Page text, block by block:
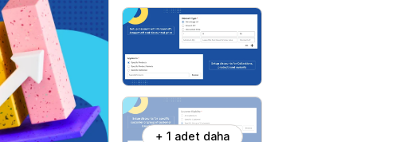
+ 1 adet daha